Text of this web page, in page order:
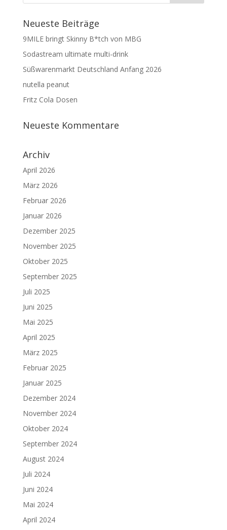
Neueste Beiträge
9MILE bringt Skinny B*tch von MBG
Sodastream ultimate multi-drink
Süßwarenmarkt Deutschland Anfang 2026
nutella peanut
Fritz Cola Dosen
Neueste Kommentare
Archiv
April 2026
März 2026
Februar 2026
Januar 2026
Dezember 2025
November 2025
Oktober 2025
September 2025
Juli 2025
Juni 2025
Mai 2025
April 2025
März 2025
Februar 2025
Januar 2025
Dezember 2024
November 2024
Oktober 2024
September 2024
August 2024
Juli 2024
Juni 2024
Mai 2024
April 2024